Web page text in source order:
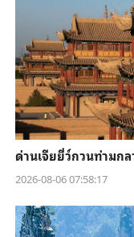
ด่านเจียยี่ว์กวนท่ามก
2026-08-06 07:58:17